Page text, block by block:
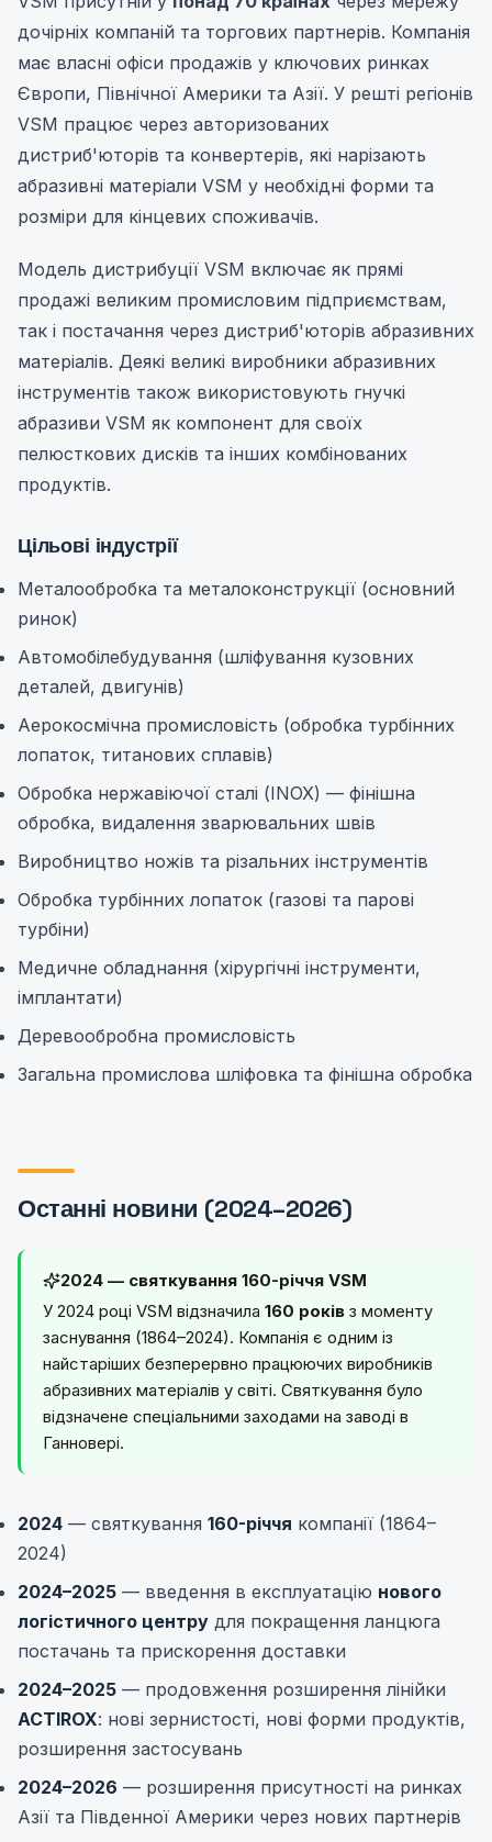
дочірніх компаній та торгових партнерів. Компанія
має власні офіси продажів у ключових ринках
Європи, Північної Америки та Азії. У решті регіонів
VSM працює через авторизованих
дистриб'юторів та конвертерів, які нарізають
абразивні матеріали VSM у необхідні форми та
розміри для кінцевих споживачів.
Модель дистрибуції VSM включає як прямі
продажі великим промисловим підприємствам,
так і постачання через дистриб'юторів абразивних
матеріалів. Деякі великі виробники абразивних
інструментів також використовують гнучкі
абразиви VSM як компонент для своїх
пелюсткових дисків та інших комбінованих
продуктів.
Цільові індустрії
Металообробка та металоконструкції (основний
ринок)
Автомобілебудування (шліфування кузовних
деталей, двигунів)
Аерокосмічна промисловість (обробка турбінних
лопаток, титанових сплавів)
Обробка нержавіючої сталі (INOX) — фінішна
обробка, видалення зварювальних швів
Виробництво ножів та різальних інструментів
Обробка турбінних лопаток (газові та парові
турбіни)
Медичне обладнання (хірургічні інструменти,
імплантати)
Деревообробна промисловість
Загальна промислова шліфовка та фінішна обробка
Останні новини (2024–2026)
2024 — святкування 160-річчя VSM
У 2024 році VSM відзначила 160 років з моменту
заснування (1864–2024). Компанія є одним із
найстаріших безперервно працюючих виробників
абразивних матеріалів у світі. Святкування було
відзначене спеціальними заходами на заводі в
Ганновері.
2024 — святкування 160-річчя компанії (1864–
2024)
2024–2025 — введення в експлуатацію нового
логістичного центру для покращення ланцюга
постачань та прискорення доставки
2024–2025 — продовження розширення лінійки
ACTIROX: нові зернистості, нові форми продуктів,
розширення застосувань
2024–2026 — розширення присутності на ринках
Азії та Південної Америки через нових партнерів